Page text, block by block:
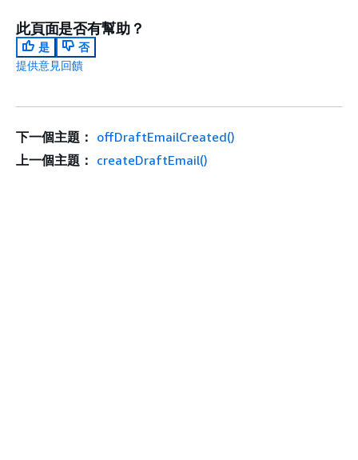
此頁面是否有幫助？
是
否
提供意見回饋
下一個主題： offDraftEmailCreated()
上一個主題： createDraftEmail()